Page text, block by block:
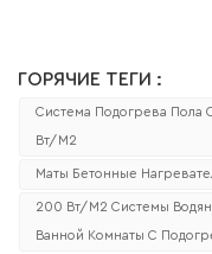
ГОРЯЧИЕ ТЕГИ :
Система Подогрева Пола
Вт/м2
Маты Бетонные
200 Вт/м2 Системы
Ванной Комнаты С